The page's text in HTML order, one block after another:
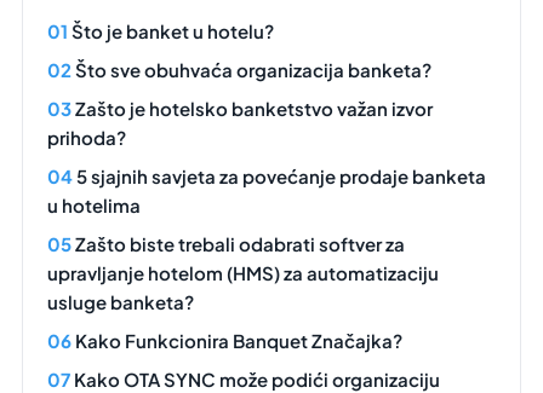
Što je banket u hotelu?
Što sve obuhvaća organizacija banketa?
Zašto je hotelsko banketstvo važan izvor
prihoda?
5 sjajnih savjeta za povećanje prodaje banketa
u hotelima
Zašto biste trebali odabrati softver za
upravljanje hotelom (HMS) za automatizaciju
usluge banketa?
Kako Funkcionira Banquet Značajka?
Kako OTA SYNC može podići organizaciju